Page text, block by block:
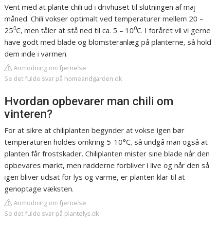
Vent med at plante chili ud i drivhuset til slutningen af maj
måned. Chili vokser optimalt ved temperaturer mellem 20 –
250C, men tåler at stå ned til ca. 5 – 100C. I foråret vil vi gerne
have godt med blade og blomsteranlæg på planterne, så hold
dem inde i varmen.
Anmodning om fjernelse
Se det fulde svar på homeandgarden.dk
Hvordan opbevarer man chili om
vinteren?
For at sikre at chiliplanten begynder at vokse igen bør
temperaturen holdes omkring 5-10°C, så undgå man også at
planten får frostskader. Chiliplanten mister sine blade når den
opbevares mørkt, men rødderne forbliver i live og når den så
igen bliver udsat for lys og varme, er planten klar til at
genoptage væksten.
Anmodning om fjernelse
Se det fulde svar på plantelys.dk